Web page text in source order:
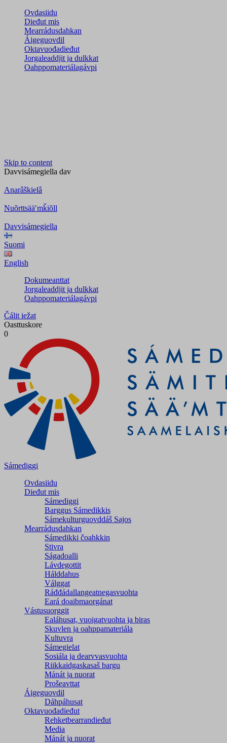
Ovdasiidu
Dieđut mis
Mearrádusdahkan
Áigeguovdil
Oktavuođadieđut
Jorgaleaddjit ja dulkkat
Oahppomateriálagávpi
Skip to content
Davvisámegiella dav
Anarâškielâ
Nuõrttsääʹmǩiõll
Davvisámegiella
Suomi
English
Dokumeanttat
Jorgaleaddjit ja dulkkat
Oahppomateriálagávpi
Čálit iežat
Oasttuskore
0
Sámediggi
Ovdasiidu
Dieđut mis
Sámediggi
Barggus Sámedikkis
Sámekulturguovddáš Sajos
Mearrádusdahkan
Sámedikki čoahkkin
Stivra
Ságadoalli
Lávdegottit
Hálddahus
Válggat
Ráđđádallangeatnegas­vuohta
Eará doaibmaorgánat
Vástusuorggit
Ealáhusat, vuoigatvuohta ja biras
Skuvlen ja oahppamateriála
Kultuvra
Sámegielat
Sosiála ja dearvvasvuohta
Riikkaidgaskasaš bargu
Mánát ja nuorat
Prošeavttat
Áigeguovdil
Dáhpáhusat
Oktavuođadieđut
Rehketbearrandieđut
Media
Mánát ja nuorat